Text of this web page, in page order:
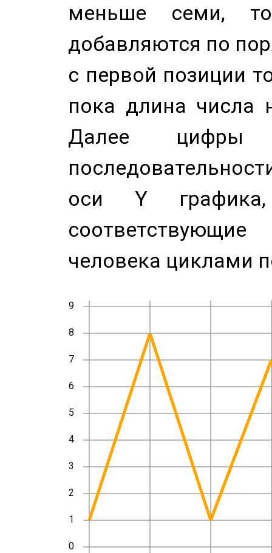
меньше семи,
добавляются по
с первой позиции
пока длина числа
Далее цифры
оси Y
человека циклами